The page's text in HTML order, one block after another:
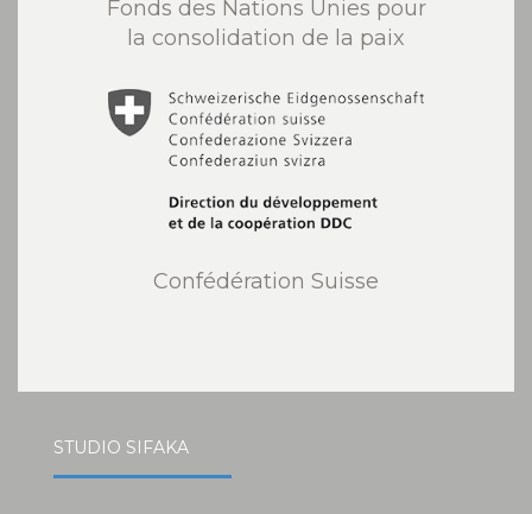
Fonds des Nations Unies pour
la consolidation de la paix
Confédération Suisse
STUDIO SIFAKA